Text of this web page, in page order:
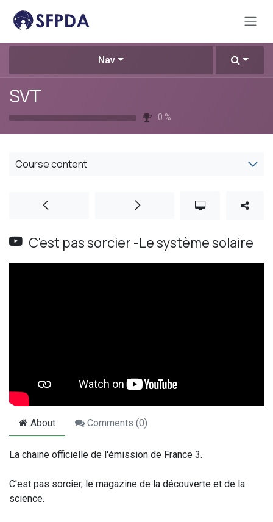
Nav
SVT
0 %
Course content
C'est pas sorcier -Le système solaire
About Comments (0)
La chaine officielle de l'émission de France 3.
C'est pas sorcier, le magazine de la découverte et de la
science.